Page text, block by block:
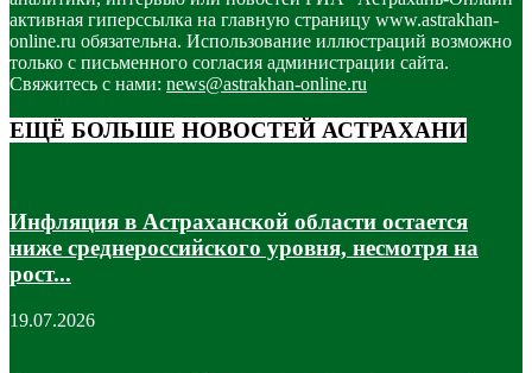
активная гиперссылка на главную страницу www.astrakhan-
online.ru обязательна. Использование иллюстраций возможно
только с письменного согласия администрации сайта.
Свяжитесь с нами: news@astrakhan-online.ru
ЕЩЁ БОЛЬШЕ НОВОСТЕЙ АСТРАХАНИ
Инфляция в Астраханской области остается
ниже среднероссийского уровня, несмотря на
рост...
19.07.2026